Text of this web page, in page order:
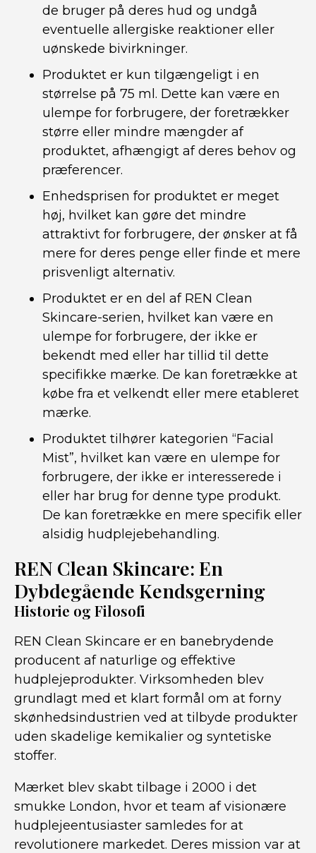
de bruger på deres hud og undgå
eventuelle allergiske reaktioner eller
uønskede bivirkninger.
Produktet er kun tilgængeligt i en
størrelse på 75 ml. Dette kan være en
ulempe for forbrugere, der foretrækker
større eller mindre mængder af
produktet, afhængigt af deres behov og
præferencer.
Enhedsprisen for produktet er meget
høj, hvilket kan gøre det mindre
attraktivt for forbrugere, der ønsker at få
mere for deres penge eller finde et mere
prisvenligt alternativ.
Produktet er en del af REN Clean
Skincare-serien, hvilket kan være en
ulempe for forbrugere, der ikke er
bekendt med eller har tillid til dette
specifikke mærke. De kan foretrække at
købe fra et velkendt eller mere etableret
mærke.
Produktet tilhører kategorien “Facial
Mist”, hvilket kan være en ulempe for
forbrugere, der ikke er interesserede i
eller har brug for denne type produkt.
De kan foretrække en mere specifik eller
alsidig hudplejebehandling.
REN Clean Skincare: En
Dybdegående Kendsgerning
Historie og Filosofi
REN Clean Skincare er en banebrydende
producent af naturlige og effektive
hudplejeprodukter. Virksomheden blev
grundlagt med et klart formål om at forny
skønhedsindustrien ved at tilbyde produkter
uden skadelige kemikalier og syntetiske
stoffer.
Mærket blev skabt tilbage i 2000 i det
smukke London, hvor et team af visionære
hudplejeentusiaster samledes for at
revolutionere markedet. Deres mission var at